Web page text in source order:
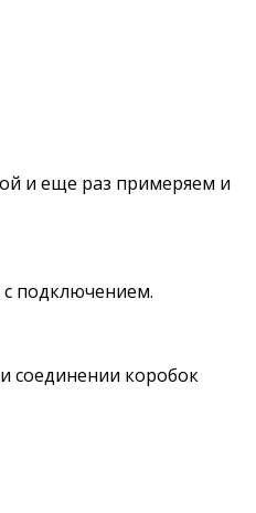
и еще раз примеряем и
подключением.
соединении коробок